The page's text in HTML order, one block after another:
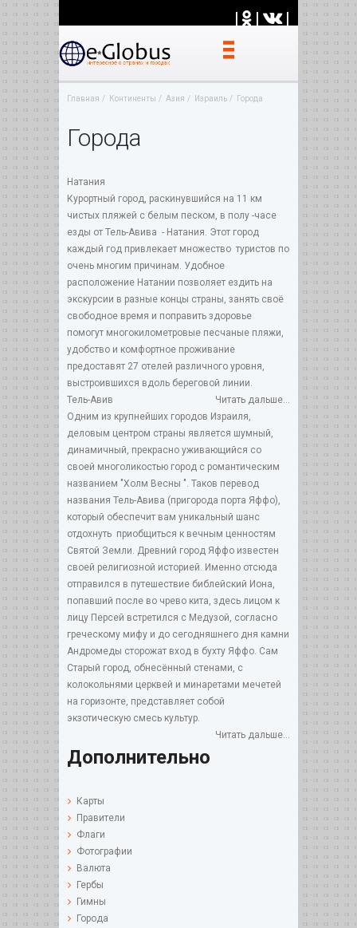
| | |
Главная Континенты Азия Израиль Города
Города
Натания
Курортный город, раскинувшийся на 11 км
чистых пляжей с белым песком, в полу -часе
езды от Тель-Авива - Натания. Этот город
каждый год привлекает множество туристов по
очень многим причинам. Удобное
расположение Натании позволяет ездить на
экскурсии в разные концы страны, занять своё
свободное время и поправить здоровье
помогут многокилометровые песчаные пляжи,
удобство и комфортное проживание
предоставят 27 отелей различного уровня,
выстроившихся вдоль береговой линии.
Читать дальше...
Тель-Авив
Одним из крупнейших городов Израиля,
деловым центром страны является шумный,
динамичный, прекрасно уживающийся со
своей многоликостью город с романтическим
названием "Холм Весны ". Таков перевод
названия Тель-Авива (пригорода порта Яффо),
который обеспечит вам уникальный шанс
отдохнуть приобщиться к вечным ценностям
Святой Земли. Древний город Яффо известен
своей религиозной историей. Именно отсюда
отправился в путешествие библейский Иона,
попавший после во чрево кита, здесь лицом к
лицу Персей встретился с Медузой, согласно
греческому мифу и до сегодняшнего дня камни
Андромеды сторожат вход в бухту Яффо. Сам
Старый город, обнесённый стенами, с
колокольнями церквей и минаретами мечетей
на горизонте, представляет собой
экзотическую смесь культур.
Читать дальше...
Дополнительно
Карты
Правители
Флаги
Фотографии
Валюта
Гербы
Гимны
Города